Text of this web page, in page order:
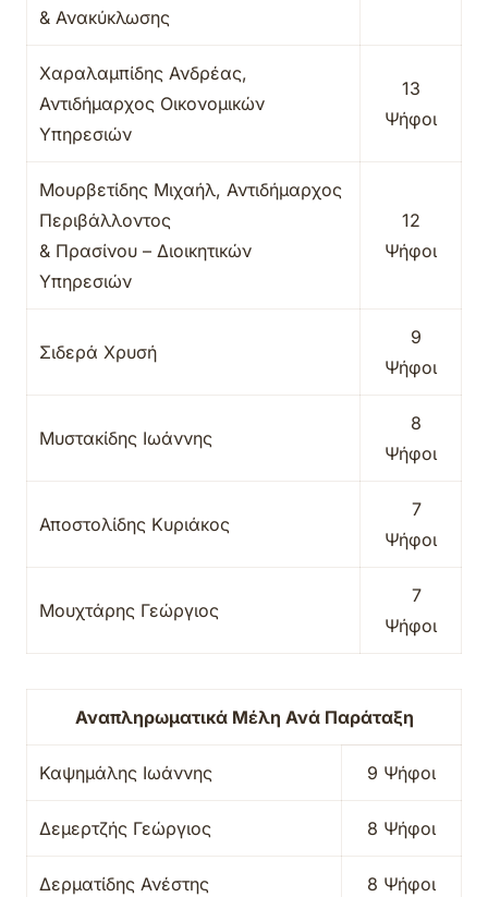
& Ανακύκλωσης
Χαραλαμπίδης Ανδρέας,
Αντιδήμαρχος Οικονομικών
Υπηρεσιών
13
Ψήφοι
Μουρβετίδης Μιχαήλ, Αντιδήμαρχος
Περιβάλλοντος
& Πρασίνου – Διοικητικών
Υπηρεσιών
12
Ψήφοι
Σιδερά Χρυσή
9
Ψήφοι
Μυστακίδης Ιωάννης
8
Ψήφοι
Αποστολίδης Κυριάκος
7
Ψήφοι
Μουχτάρης Γεώργιος
7
Ψήφοι
Αναπληρωματικά Μέλη Ανά Παράταξη
Καψημάλης Ιωάννης 9 Ψήφοι
Δεμερτζής Γεώργιος 8 Ψήφοι
Δερματίδης Ανέστης 8 Ψήφοι